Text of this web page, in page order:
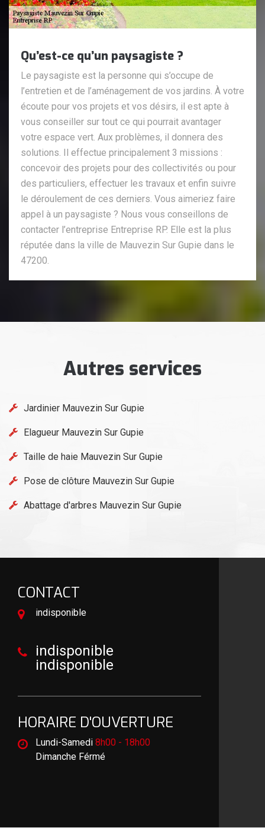
Qu’est-ce qu’un paysagiste ?
Le paysagiste est la personne qui s’occupe de
l’entretien et de l’aménagement de vos jardins. À votre
écoute pour vos projets et vos désirs, il est apte à
vous conseiller sur tout ce qui pourrait avantager
votre espace vert. Aux problèmes, il donnera des
solutions. Il effectue principalement 3 missions :
concevoir des projets pour des collectivités ou pour
des particuliers, effectuer les travaux et enfin suivre
le déroulement de ces derniers. Vous aimeriez faire
appel à un paysagiste ? Nous vous conseillons de
contacter l’entreprise Entreprise RP. Elle est la plus
réputée dans la ville de Mauvezin Sur Gupie dans le
47200.
Autres services
Jardinier Mauvezin Sur Gupie
Elagueur Mauvezin Sur Gupie
Taille de haie Mauvezin Sur Gupie
Pose de clôture Mauvezin Sur Gupie
Abattage d'arbres Mauvezin Sur Gupie
CONTACT
indisponible
indisponible
indisponible
HORAIRE D'OUVERTURE
Lundi-Samedi 8h00 - 18h00
Dimanche Férmé